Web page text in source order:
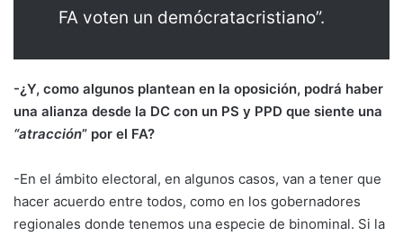
FA voten un demócratacristiano”.
-¿Y, como algunos plantean en la oposición, podrá haber
una alianza desde la DC con un PS y PPD que siente una
“atracción” por el FA?
-En el ámbito electoral, en algunos casos, van a tener que
hacer acuerdo entre todos, como en los gobernadores
regionales donde tenemos una especie de binominal. Si la